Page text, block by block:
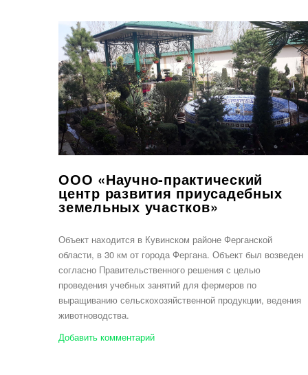
ООО «Научно-практический
центр развития приусадебных
земельных участков»
Объект находится в Кувинском районе Ферганской
области, в 30 км от города Фергана. Объект был возведен
согласно Правительственного решения с целью
проведения учебных занятий для фермеров по
выращиванию сельскохозяйственной продукции, ведения
животноводства.
Добавить комментарий